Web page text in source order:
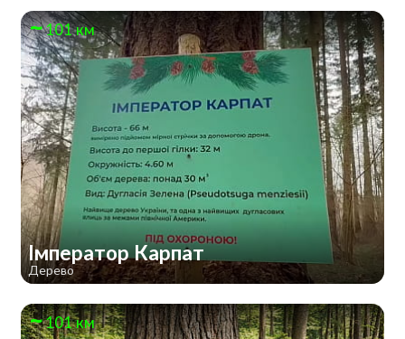
101 км
Імператор Карпат
Дерево
101 км